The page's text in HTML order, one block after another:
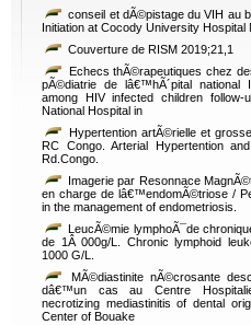
conseil et dÃ©pistage du VIH au
Initiation at Cocody University Hospital
Couverture de RISM 2019;21,1
Echecs thÃ©rapeutiques chez
pÃ©diatrie de lâ€™hÃ´pital national
among HIV infected children
National Hospital in
Hypertention artÃ©rielle et
RC Congo. Arterial Hypertention
Rd.Congo.
Imagerie par Resonnace
en charge de lâ€™endomÃ©triose /
in the management of endometriosis.
LeucÃ©mie lymphoÃ¯de
de 1Â 000g/L. Chronic lymphoid
1000 G/L.
MÃ©diastinite nÃ©crosante
dâ€™un cas au Centre
necrotizing mediastinitis of dental
Center of Bouake